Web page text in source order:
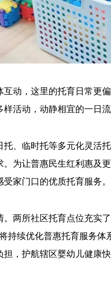
，这里的托育日常更
活动，动静相宜的一日
临时托等多元化灵活托
为让普惠民生红利惠及
家门口的优质托育服务。
所社区托育点位充实了
持续优化普惠托育服务
，护航辖区婴幼儿健康快